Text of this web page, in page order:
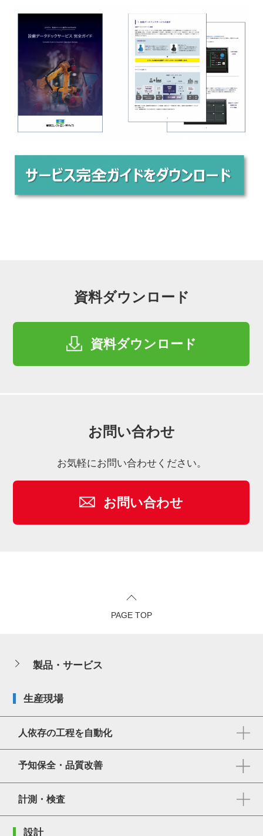
資料ダウンロード
資料ダウンロード
お問い合わせ
お気軽にお問い合わせください。
お問い合わせ
PAGE TOP
製品・サービス
生産現場
人依存の工程を自動化
予知保全・品質改善
計測・検査
設計